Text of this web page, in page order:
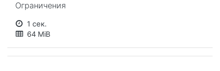
Ограничения
1 сек.
64 MiB